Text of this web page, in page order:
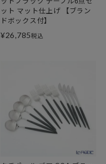
ット マット仕上げ 【ブラン
ドボックス付】
¥26,785税込